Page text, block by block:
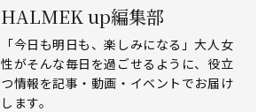
HALMEK up編集部
「今日も明日も、楽しみになる」大人女
性がそんな毎日を過ごせるように、役立
つ情報を記事・動画・イベントでお届け
します。